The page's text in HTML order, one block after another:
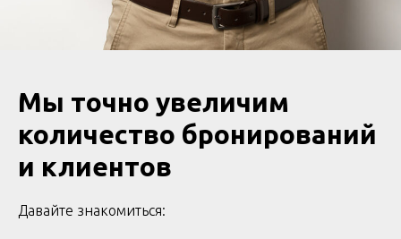
Мы точно увеличим
количество бронирований
и клиентов
Давайте знакомиться: